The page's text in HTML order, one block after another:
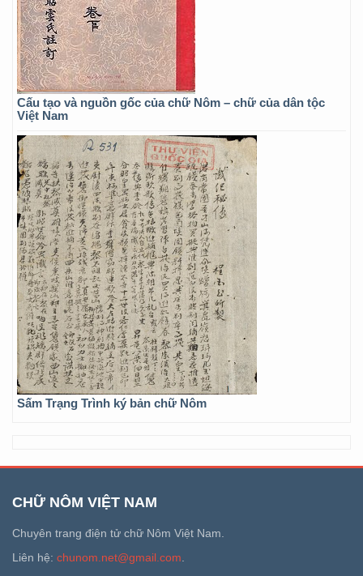
Cấu tạo và nguồn gốc của chữ Nôm – chữ của dân tộc
Việt Nam
Sấm Trạng Trình ký bản chữ Nôm
CHỮ NÔM VIỆT NAM
Chuyên trang điện tử chữ Nôm Việt Nam.
Liên hệ: chunom.net@gmail.com